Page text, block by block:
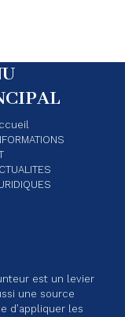
est un levier
une source
d’appliquer les